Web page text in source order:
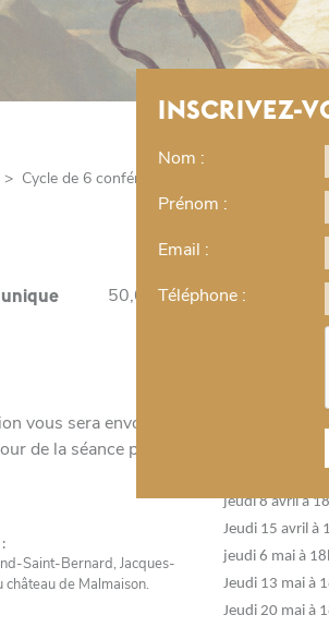
> Cycle de 6 conférences
ARTS
Cycle de
50,00 €
vous sera envoyé
de la séance par
Saint-Bernard, Jacques-
de Malmaison.
Des Mots et
l’on
ses
l’empereur,
spécialiste de
jeudi 8 avril à
Jeudi 15 avril à
jeudi 6 mai à
Jeudi 13 mai à
Jeudi 20 mai à
INSCRIVEZ-
Nom :
Prénom :
Email :
Téléphone :